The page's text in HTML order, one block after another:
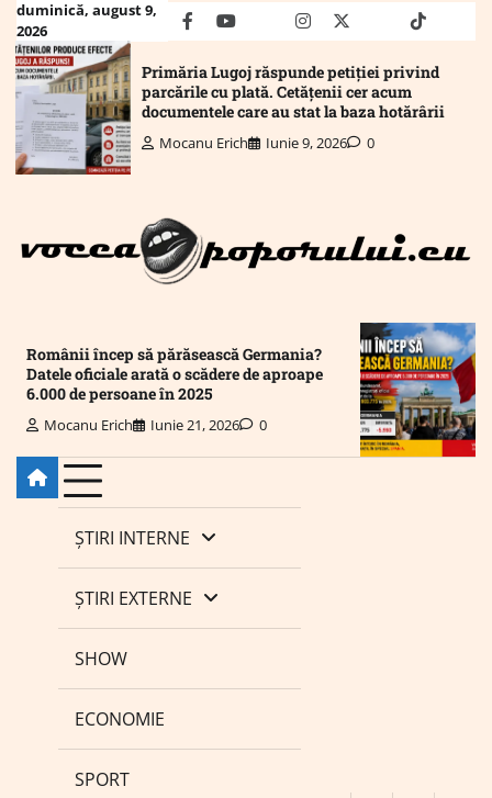
Skip
content
duminică, august 9,
2026
facebookyoutubeMailinstagram
twitter truthtiktok
Primăria Lugoj răspunde petiției privind
parcările cu plată. Cetățenii cer acum
documentele care au stat la baza hotărârii
Mocanu Erich Iunie 9, 2026 0
Românii încep să părăsească Germania?
Datele oficiale arată o scădere de aproape
6.000 de persoane în 2025
Mocanu Erich Iunie 21, 2026 0
ȘTIRI INTERNE
ȘTIRI EXTERNE
SHOW
ECONOMIE
SPORT